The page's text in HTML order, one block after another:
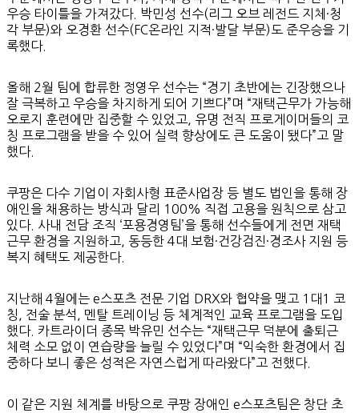
우승 타이틀을 가져갔다. 박민성 선수(리그 오브 레전드 지체·청
각 부문)와 오경환 선수(FC온라인 지적·발달 부문)도 준우승을 기
록했다.
올해 2월 팀에 합류한 정영우 선수는 “경기 초반에는 긴장했으나
잘 극복하고 우승을 차지하게 되어 기쁘다”며 “재택근무가 가능해
오로지 훈련에만 집중할 수 있었고, 유명 전직 프로게이머들의 코
칭 프로그램을 받을 수 있어 실력 향상에도 큰 도움이 됐다”고 말
했다.
쿠팡은 다수 기업이 자회사형 표준사업장 등 별도 법인을 통해 장
애인을 채용하는 방식과 달리 100% 직접 고용을 원칙으로 삼고
있다. 사내 전담 조직 ‘포용경영팀’을 통해 선수들에게 전면 재택
근무 환경을 지원하고, 동등한 4대 보험·건강검진·경조사 지원 등
복지 혜택도 제공한다.
지난해 4월에는 e스포츠 전문 기업 DRX와 협약을 맺고 1대1 코
칭, 전술 분석, 멘탈 트레이닝 등 체계적인 교육 프로그램을 도입
했다. 카트라이더 종목 박유민 선수는 “재택근무 덕분에 출퇴근
체력 소모 없이 연습량을 늘릴 수 있었다”며 “익숙한 환경에서 집
중하다 보니 좋은 성적은 자연스럽게 따라왔다”고 전했다.
이 같은 지원 체계를 바탕으로 쿠팡 장애인 e스포츠팀은 창단 초